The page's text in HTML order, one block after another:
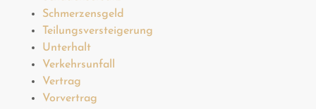
Schmerzensgeld
Teilungsversteigerung
Unterhalt
Verkehrsunfall
Vertrag
Vorvertrag